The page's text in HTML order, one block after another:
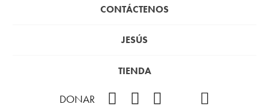
CONTÁCTENOS
JESÚS
TIENDA
DONAR